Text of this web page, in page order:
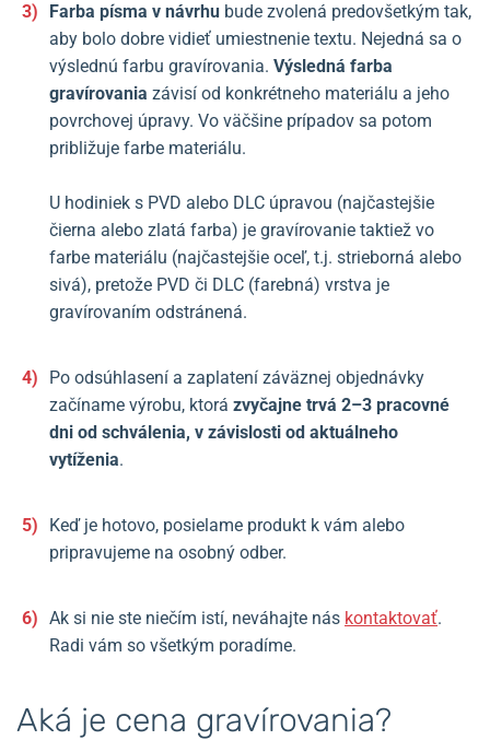
Farba písma v návrhu bude zvolená predovšetkým tak,
aby bolo dobre vidieť umiestnenie textu. Nejedná sa o
výslednú farbu gravírovania. Výsledná farba
gravírovania závisí od konkrétneho materiálu a jeho
povrchovej úpravy. Vo väčšine prípadov sa potom
približuje farbe materiálu.
U hodiniek s PVD alebo DLC úpravou (najčastejšie
čierna alebo zlatá farba) je gravírovanie taktiež vo
farbe materiálu (najčastejšie oceľ, t.j. strieborná alebo
sivá), pretože PVD či DLC (farebná) vrstva je
gravírovaním odstránená.
Po odsúhlasení a zaplatení záväznej objednávky
začíname výrobu, ktorá zvyčajne trvá 2–3 pracovné
dni od schválenia, v závislosti od aktuálneho
vytíženia.
Keď je hotovo, posielame produkt k vám alebo
pripravujeme na osobný odber.
Ak si nie ste niečím istí, neváhajte nás kontaktovať.
Radi vám so všetkým poradíme.
Aká je cena gravírovania?